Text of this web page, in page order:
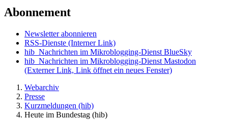
Abonnement
Newsletter abonnieren
RSS-Dienste (Interner Link)
hib_Nachrichten im Mikroblogging-Dienst BlueSky
hib_Nachrichten im Mikroblogging-Dienst Mastodon
(Externer Link, Link öffnet ein neues Fenster)
Webarchiv
Presse
Kurzmeldungen (hib)
Heute im Bundestag (hib)